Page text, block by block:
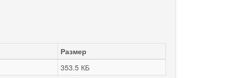
Размер
353.5 КБ